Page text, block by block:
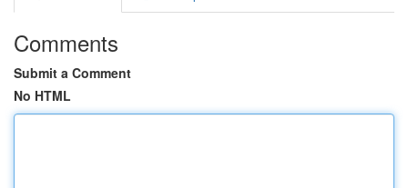
Comments
Submit a Comment
No HTML